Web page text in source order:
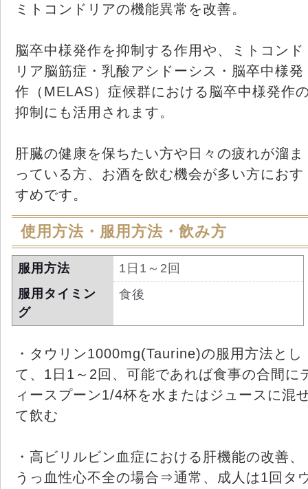
ミトコンドリアの機能異常を改善。
脳卒中様発作を抑制する作用や、ミトコンド
リア脳筋症・乳酸アシドーシス・脳卒中様発
作（MELAS）症候群における脳卒中様発作
抑制にも活用されます。
肝臓の健康を保ちたい方や日々の疲れが溜ま
っている方、お酒を飲む機会が多い方におす
すめです。
使用方法・服用方法・飲み方
服用方法
1日1～2回
服用タイミン
グ
食後
・タウリン1000mg(Taurine)の服用方法とし
て、1日1～2回、可能であれば食事の合間に
ィースプーン1/4杯を水またはジュースに混
て飲む
・高ビリルビン血症における肝機能の改善、
うっ血性心不全の場合⇒通常、成人は1回タ